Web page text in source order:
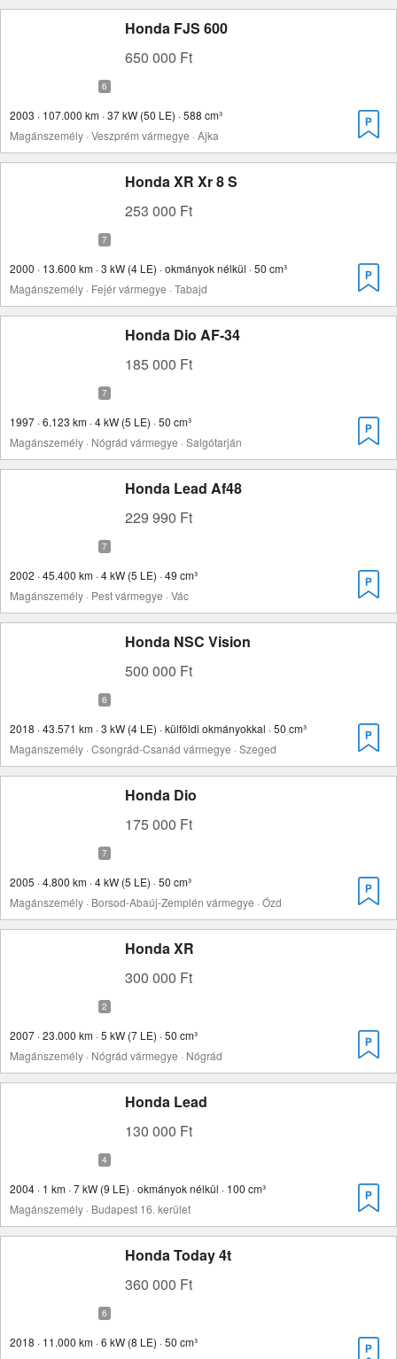
Honda FJS 600
650 000 Ft
2003 · 107.000 km · 37 kW (50 LE) · 588 cm³
Magánszemély · Veszprém vármegye · Ajka
Honda XR Xr 8 S
253 000 Ft
2000 · 13.600 km · 3 kW (4 LE) · okmányok nélkül · 50 cm³
Magánszemély · Fejér vármegye · Tabajd
Honda Dio AF-34
185 000 Ft
1997 · 6.123 km · 4 kW (5 LE) · 50 cm³
Magánszemély · Nógrád vármegye · Salgótarján
Honda Lead Af48
229 990 Ft
2002 · 45.400 km · 4 kW (5 LE) · 49 cm³
Magánszemély · Pest vármegye · Vác
Honda NSC Vision
500 000 Ft
2018 · 43.571 km · 3 kW (4 LE) · külföldi okmányokkal · 50 cm³
Magánszemély · Csongrád-Csanád vármegye · Szeged
Honda Dio
175 000 Ft
2005 · 4.800 km · 4 kW (5 LE) · 50 cm³
Magánszemély · Borsod-Abaúj-Zemplén vármegye · Ózd
Honda XR
300 000 Ft
2007 · 23.000 km · 5 kW (7 LE) · 50 cm³
Magánszemély · Nógrád vármegye · Nógrád
Honda Lead
130 000 Ft
2004 · 1 km · 7 kW (9 LE) · okmányok nélkül · 100 cm³
Magánszemély · Budapest 16. kerület
Honda Today 4t
360 000 Ft
2018 · 11.000 km · 6 kW (8 LE) · 50 cm³